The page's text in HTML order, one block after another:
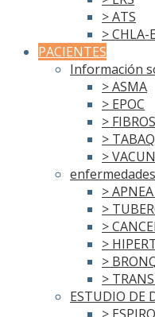
> ATS
> CHLA-
PACIENTES
Información
> ASMA
> EPOC
>
>
>
>
>
>
>
>
>
ESTUDIO DE